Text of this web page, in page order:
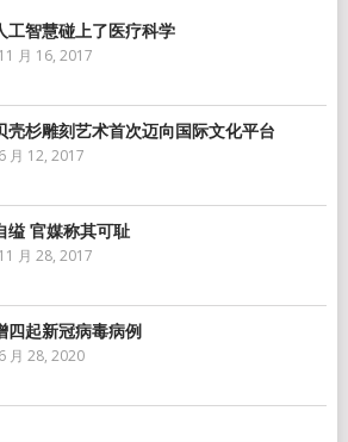
工智慧碰上了医疗科学
11 月 16, 2017
壳杉雕刻艺术首次迈向国际文化平台
6 月 12, 2017
缢 官媒称其可耻
11 月 28, 2017
四起新冠病毒病例
6 月 28, 2020